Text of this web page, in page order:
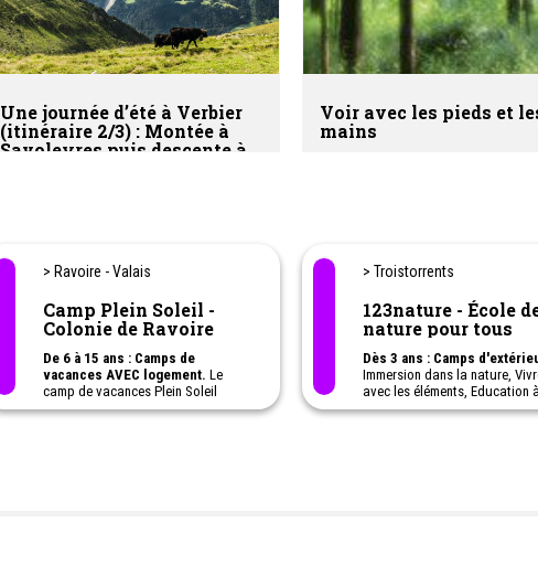
Une journée d’été à Verbier
(itinéraire 2/3) : Montée à
Savoleyres puis descente à
Voir avec les pieds et
mains
> Ravoire - Valais
Camp Plein Soleil -
Colonie de Ravoire
De 6 à 15 ans : Camps de
vacances AVEC logement. Le
camp de vacances Plein Soleil
organise différents séjours de
> Troistorrents
123nature - École de la
nature pour tous
Dès 3 ans : Camps
Immersion dans la nature,
avec les éléments, Education
l'environnement, Tir à l'arc,